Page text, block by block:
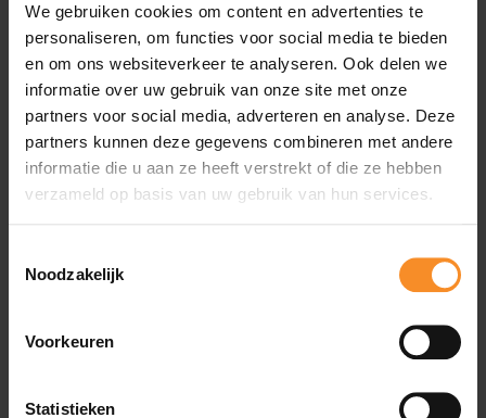
We gebruiken cookies om content en advertenties te
personaliseren, om functies voor social media te bieden
en om ons websiteverkeer te analyseren. Ook delen we
informatie over uw gebruik van onze site met onze
partners voor social media, adverteren en analyse. Deze
partners kunnen deze gegevens combineren met andere
informatie die u aan ze heeft verstrekt of die ze hebben
verzameld op basis van uw gebruik van hun services.
Noodzakelijk
Voorkeuren
Statistieken
Gratis retour in de winkels.
Spaar punten voor korting op kledij
Persoonlijk advies in onze winkels op afspraak.